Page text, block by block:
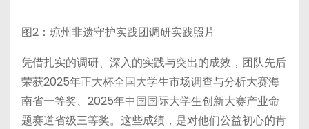
图2：琼州非遗守护实践团调研实践照片
凭借扎实的调研、深入的实践与突出的成效，团队先后
荣获2025年正大杯全国大学生市场调查与分析大赛海
南省一等奖、2025年中国国际大学生创新大赛产业命
题赛道省级三等奖。这些成绩，是对他们公益初心的肯